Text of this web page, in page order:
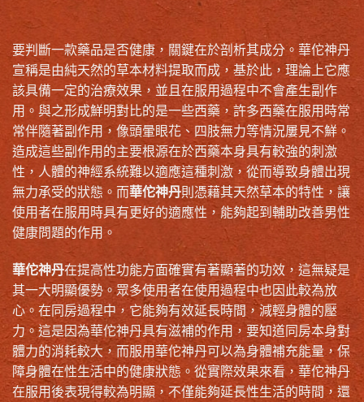
要判斷一款藥品是否健康，關鍵在於剖析其成分。華佗神丹
宣稱是由純天然的草本材料提取而成，基於此，理論上它應
該具備一定的治療效果，並且在服用過程中不會產生副作
用。與之形成鮮明對比的是一些西藥，許多西藥在服用時常
常伴隨著副作用，像頭暈眼花、四肢無力等情況屢見不鮮。
造成這些副作用的主要根源在於西藥本身具有較強的刺激
性，人體的神經系統難以適應這種刺激，從而導致身體出現
無力承受的狀態。而華佗神丹則憑藉其天然草本的特性，讓
使用者在服用時具有更好的適應性，能夠起到輔助改善男性
健康問題的作用。
華佗神丹在提高性功能方面確實有著顯著的功效，這無疑是
其一大明顯優勢。眾多使用者在使用過程中也因此較為放
心。在同房過程中，它能夠有效延長時間，減輕身體的壓
力。這是因為華佗神丹具有滋補的作用，要知道同房本身對
體力的消耗較大，而服用華佗神丹可以為身體補充能量，保
障身體在性生活中的健康狀態。從實際效果來看，華佗神丹
在服用後表現得較為明顯，不僅能夠延長性生活的時間，還